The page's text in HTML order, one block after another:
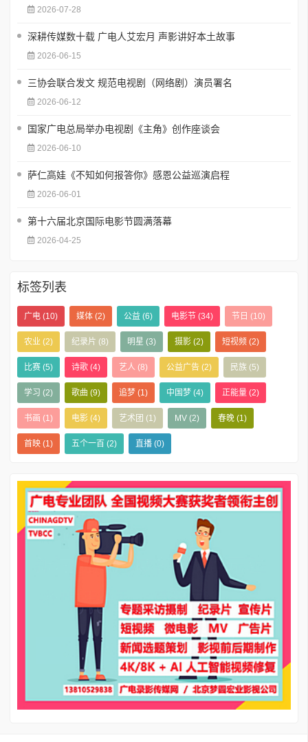
2026-07-28
深耕传媒数十载 广电人艾宏月 声影讲好本土故事
2026-06-15
三协会联合发文 规范电视剧（网络剧）演员署名
2026-06-12
国家广电总局举办电视剧《主角》创作座谈会
2026-06-10
萨仁高娃《不知如何报答你》感恩公益巡演启程
2026-06-01
第十六届北京国际电影节圆满落幕
2026-04-25
标签列表
广电 (10) 媒体 (2) 公益 (6) 电影节 (34) 节日 (10)
农业 (2) 纪录片 (8) 明星 (3) 摄影 (2) 短视频 (2)
比赛 (5) 诗歌 (4) 艺人 (8) 公益广告 (2) 民族 (5)
学习 (2) 歌曲 (9) 追梦 (1) 中国梦 (4) 正能量 (2)
书画 (1) 电影 (4) 艺术团 (1) MV (2) 春晚 (1)
首映 (1) 五个一百 (2) 直播 (0)